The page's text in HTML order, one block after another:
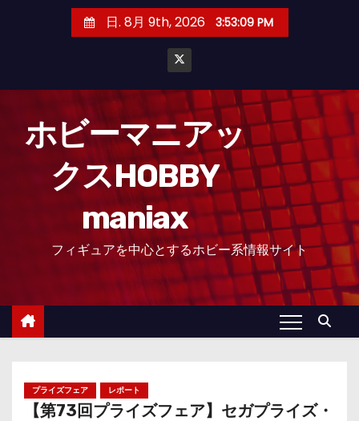
日. 8月 9th, 2026 3:53:10 PM
ホビーマニアッ
クスHOBBY
maniax
フィギュアを中心とするホビー系情報サイト
プライズフェア レポート
【第73回プライズフェア】セガプライズ・